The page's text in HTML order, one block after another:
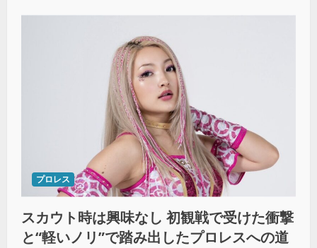
プロレス
スカウト時は興味なし 初観戦で受けた衝撃
と“軽いノリ”で踏み出したプロレスへの道